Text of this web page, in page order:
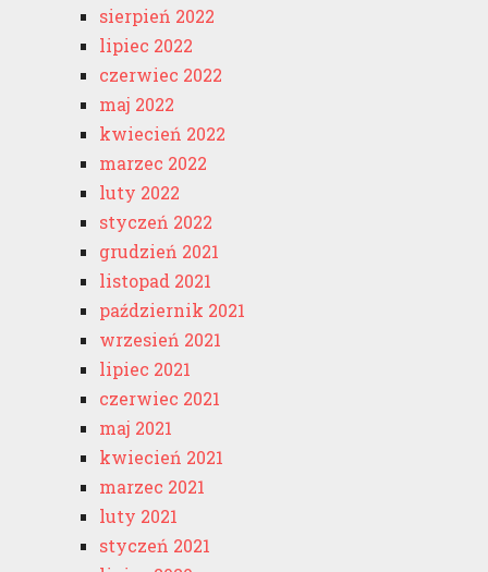
sierpień 2022
lipiec 2022
czerwiec 2022
maj 2022
kwiecień 2022
marzec 2022
luty 2022
styczeń 2022
grudzień 2021
listopad 2021
październik 2021
wrzesień 2021
lipiec 2021
czerwiec 2021
maj 2021
kwiecień 2021
marzec 2021
luty 2021
styczeń 2021